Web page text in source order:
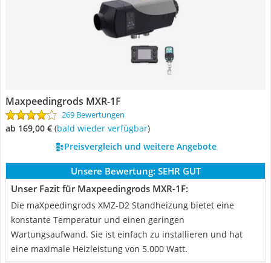
Maxpeedingrods ‎MXR-1F
269 Bewertungen
ab 169,00 € ( Bald wieder verfügbar)
Preisvergleich und weitere Angebote
Unsere Bewertung: SEHR GUT
Unser Fazit für Maxpeedingrods ‎MXR-1F:
Die maXpeedingrods XMZ-D2 Standheizung bietet eine
konstante Temperatur und einen geringen
Wartungsaufwand. Sie ist einfach zu installieren und hat
eine maximale Heizleistung von 5.000 Watt.